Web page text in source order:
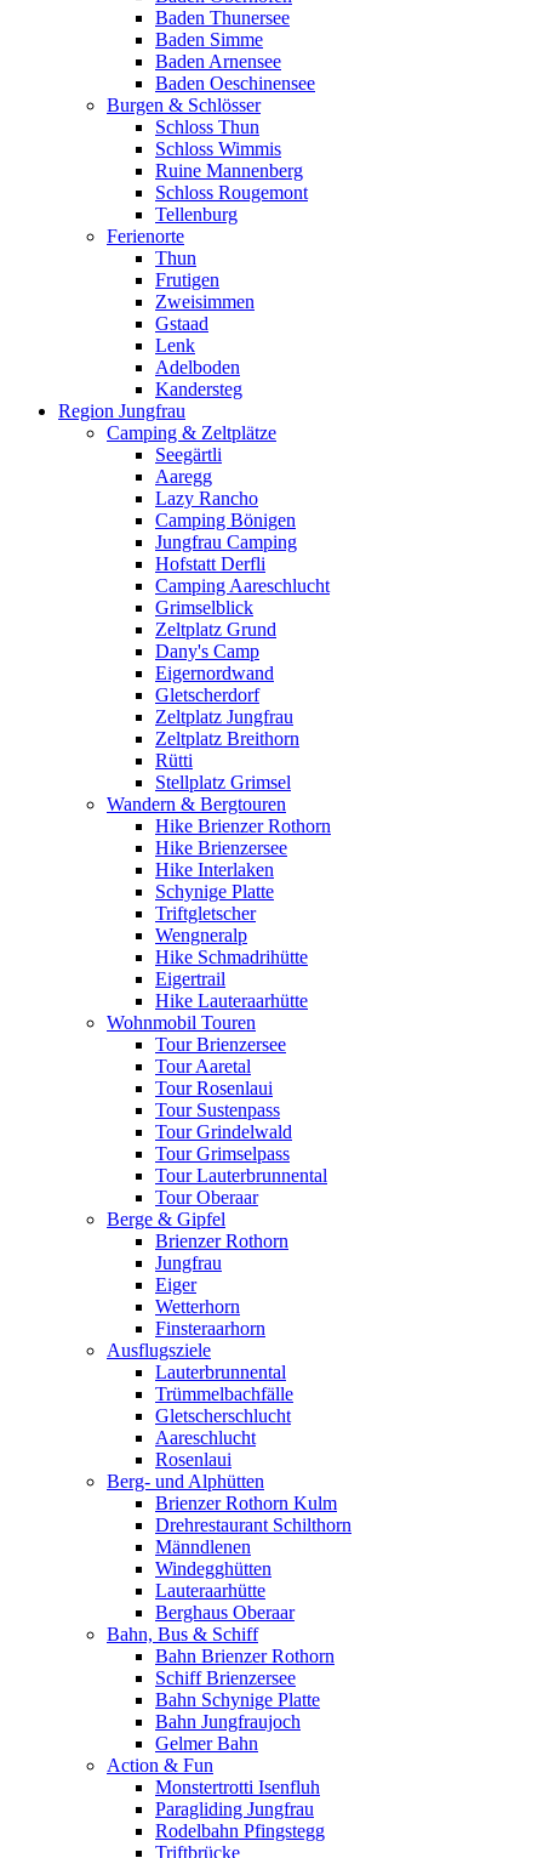
Baden Thunersee
Baden Simme
Baden Arnensee
Baden Oeschinensee
Burgen & Schlösser
Schloss Thun
Schloss Wimmis
Ruine Mannenberg
Schloss Rougemont
Tellenburg
Ferienorte
Thun
Frutigen
Zweisimmen
Gstaad
Lenk
Adelboden
Kandersteg
Region Jungfrau
Camping & Zeltplätze
Seegärtli
Aaregg
Lazy Rancho
Camping Bönigen
Jungfrau Camping
Hofstatt Derfli
Camping Aareschlucht
Grimselblick
Zeltplatz Grund
Dany's Camp
Eigernordwand
Gletscherdorf
Zeltplatz Jungfrau
Zeltplatz Breithorn
Rütti
Stellplatz Grimsel
Wandern & Bergtouren
Hike Brienzer Rothorn
Hike Brienzersee
Hike Interlaken
Schynige Platte
Triftgletscher
Wengneralp
Hike Schmadrihütte
Eigertrail
Hike Lauteraarhütte
Wohnmobil Touren
Tour Brienzersee
Tour Aaretal
Tour Rosenlaui
Tour Sustenpass
Tour Grindelwald
Tour Grimselpass
Tour Lauterbrunnental
Tour Oberaar
Berge & Gipfel
Brienzer Rothorn
Jungfrau
Eiger
Wetterhorn
Finsteraarhorn
Ausflugsziele
Lauterbrunnental
Trümmelbachfälle
Gletscherschlucht
Aareschlucht
Rosenlaui
Berg- und Alphütten
Brienzer Rothorn Kulm
Drehrestaurant Schilthorn
Männdlenen
Windegghütten
Lauteraarhütte
Berghaus Oberaar
Bahn, Bus & Schiff
Bahn Brienzer Rothorn
Schiff Brienzersee
Bahn Schynige Platte
Bahn Jungfraujoch
Gelmer Bahn
Action & Fun
Monstertrotti Isenfluh
Paragliding Jungfrau
Rodelbahn Pfingstegg
Triftbrücke